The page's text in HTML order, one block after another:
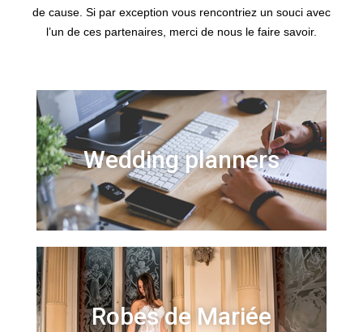
de cause. Si par exception vous rencontriez un souci avec
l’un de ces partenaires, merci de nous le faire savoir.
Wedding planners
Robes de Mariée